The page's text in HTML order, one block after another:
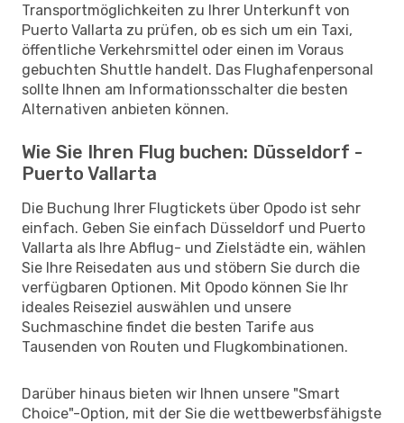
Transportmöglichkeiten zu Ihrer Unterkunft von
Puerto Vallarta zu prüfen, ob es sich um ein Taxi,
öffentliche Verkehrsmittel oder einen im Voraus
gebuchten Shuttle handelt. Das Flughafenpersonal
sollte Ihnen am Informationsschalter die besten
Alternativen anbieten können.
Wie Sie Ihren Flug buchen: Düsseldorf -
Puerto Vallarta
Die Buchung Ihrer Flugtickets über Opodo ist sehr
einfach. Geben Sie einfach Düsseldorf und Puerto
Vallarta als Ihre Abflug- und Zielstädte ein, wählen
Sie Ihre Reisedaten aus und stöbern Sie durch die
verfügbaren Optionen. Mit Opodo können Sie Ihr
ideales Reiseziel auswählen und unsere
Suchmaschine findet die besten Tarife aus
Tausenden von Routen und Flugkombinationen.
Darüber hinaus bieten wir Ihnen unsere "Smart
Choice"-Option, mit der Sie die wettbewerbsfähigste